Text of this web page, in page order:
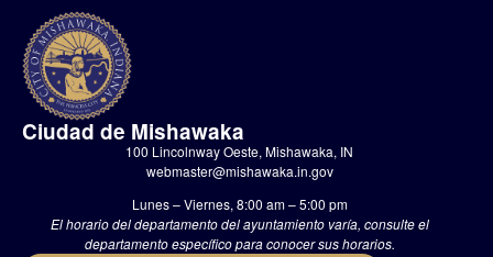
Ciudad de Mishawaka
100 Lincolnway Oeste, Mishawaka, IN
webmaster@mishawaka.in.gov
Lunes – Viernes, 8:00 am – 5:00 pm
El horario del departamento del ayuntamiento varía, consulte el
departamento específico para conocer sus horarios.